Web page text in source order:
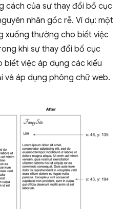
cách của sự thay đổi bố cục
nhân gốc rễ. Ví dụ: một
xuống thường cho biết việc
khi sự thay đổi bố cục
biết việc áp dụng các kiểu
và áp dụng phông chữ web.